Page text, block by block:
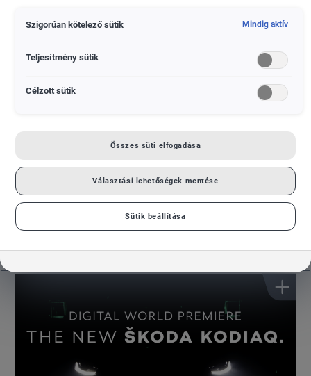
változathoz képest karcsúbbak lettek és az alattuk
újszerű négyes szempárt alkotnak. A hátsó
karcsúbb összhatást kölcsönöz a jellegzetes, C
digitális formában kerül sor április 13-án. A
KODIAQ 2016-os bemutatkozásával indult a ŠKODA
sikeres SUV kampánya. Azóta több, mint 600 000
darabot gyártottak az SUV modellből, a KODIAQ
pedig már több, mint 60 piacon van jelen
Szigorúan kötelező sütik Mindig aktív
Teljesítmény sütik
Célzott sütik
Összes süti elfogadása
Választási lehetőségek mentése
Sütik beállítása